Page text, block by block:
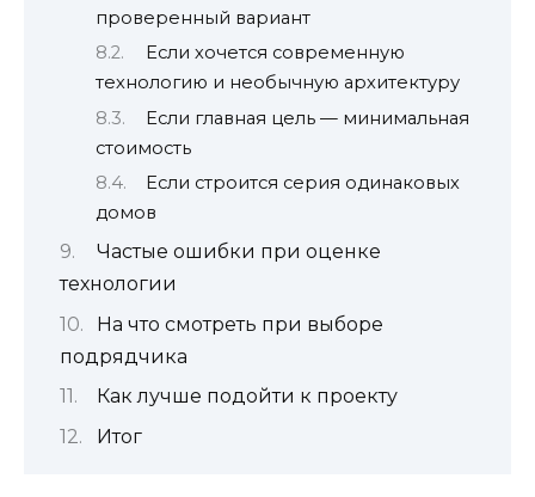
проверенный вариант
Если хочется современную
технологию и необычную архитектуру
Если главная цель — минимальная
стоимость
Если строится серия одинаковых
домов
Частые ошибки при оценке
технологии
На что смотреть при выборе
подрядчика
Как лучше подойти к проекту
Итог